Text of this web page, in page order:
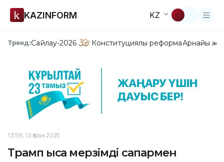
KAZINFORM KZ
Тренд:Сайлау-2026 Конституциялық реформаАрнайы
13:59, 13 Қазан 2025
Трамп қысқа мерзімді сапармен